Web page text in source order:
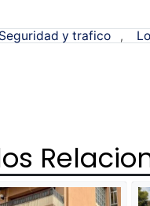
Seguridad y trafico ,